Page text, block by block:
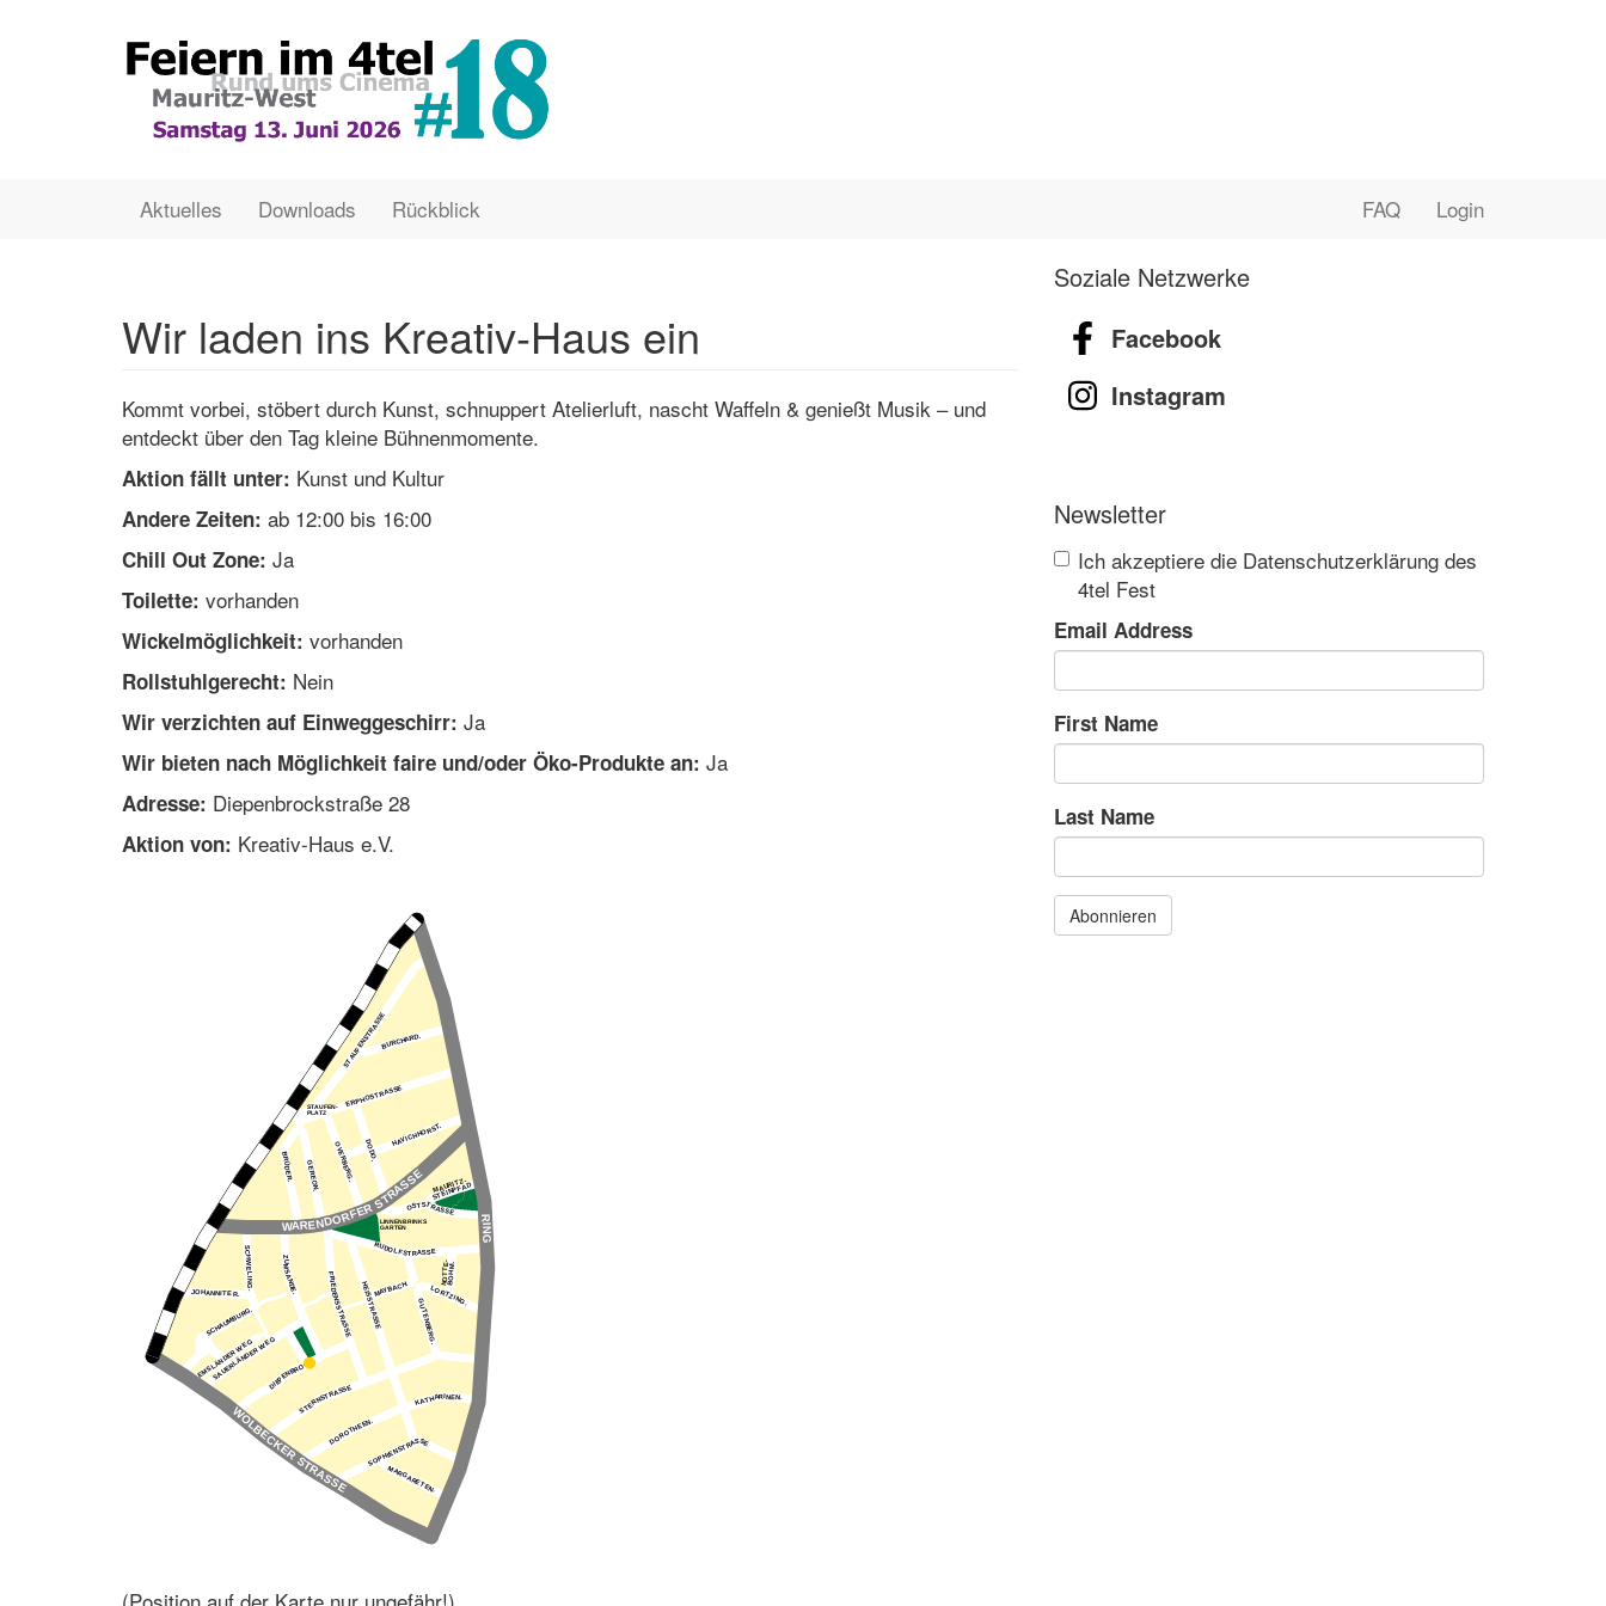
Main
Aktuelles Downloads Rückblick
User FAQ Login
Wir laden ins Kreativ-Haus ein
Kommt vorbei, stöbert durch Kunst, schnuppert Atelierluft, nascht Waffeln & genießt Musik – und
entdeckt über den Tag kleine Bühnenmomente.
Aktion fällt unter: Kunst und Kultur
Andere Zeiten: ab 12:00 bis 16:00
Chill Out Zone: Ja
Toilette: vorhanden
Wickelmöglichkeit: vorhanden
Rollstuhlgerecht: Nein
Wir verzichten auf Einweggeschirr: Ja
Wir bieten nach Möglichkeit faire und/oder Öko-Produkte an: Ja
Adresse: Diepenbrockstraße 28
Aktion von: Kreativ-Haus e.V.
Soziale Netzwerke
Facebook
Instagram
Newsletter
Ich akzeptiere die Datenschutzerklärung des
4tel Fest
Email Address
First Name
Last Name
Abonnieren